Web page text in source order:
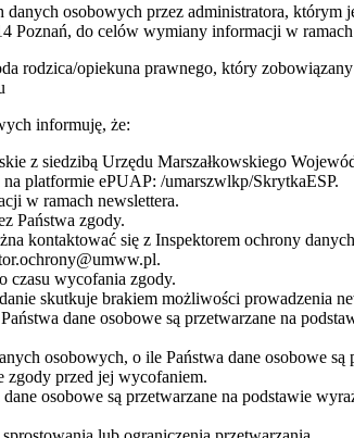
osobowych przez administratora,
Poznań, do celów wymiany informacji w ramach
rodzica/opiekuna prawnego, który
informuję, że:
z siedzibą Urzędu Marszałkowskiego
platformie ePUAP: /umarszwlkp/SkrytkaESP.
w ramach newslettera.
Państwa zgody.
kontaktować się z Inspektorem ochrony
czasu wycofania zgody.
skutkuje brakiem możliwości prowadzenia
dane osobowe są przetwarzane na
osobowych, o ile Państwa dane osobowe
zgody przed jej wycofaniem.
osobowe są przetwarzane na podstawie